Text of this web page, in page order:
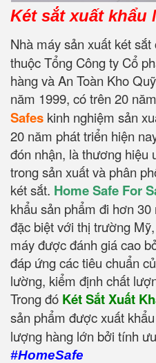
Két sắt xuất khẩu
Nhà máy sản xuất két sắt
thuộc Tổng Công ty Cổ
hàng và An Toàn Kho
năm 1999, có trên 20 năm
Safes kinh nghiệm sản
20 năm phát triển hiện
đón nhận, là thương hiệu
trong sản xuất và phân
két sắt. Home Safe For
khẩu sản phẩm đi hơn
đặc biệt với thị trường
máy được đánh giá cao
đáp ứng các tiêu chuẩn
lường, kiểm định chất
Trong đó Két Sắt Xuất
sản phẩm được xuất
lượng hàng lớn bởi tính
#HomeSafe